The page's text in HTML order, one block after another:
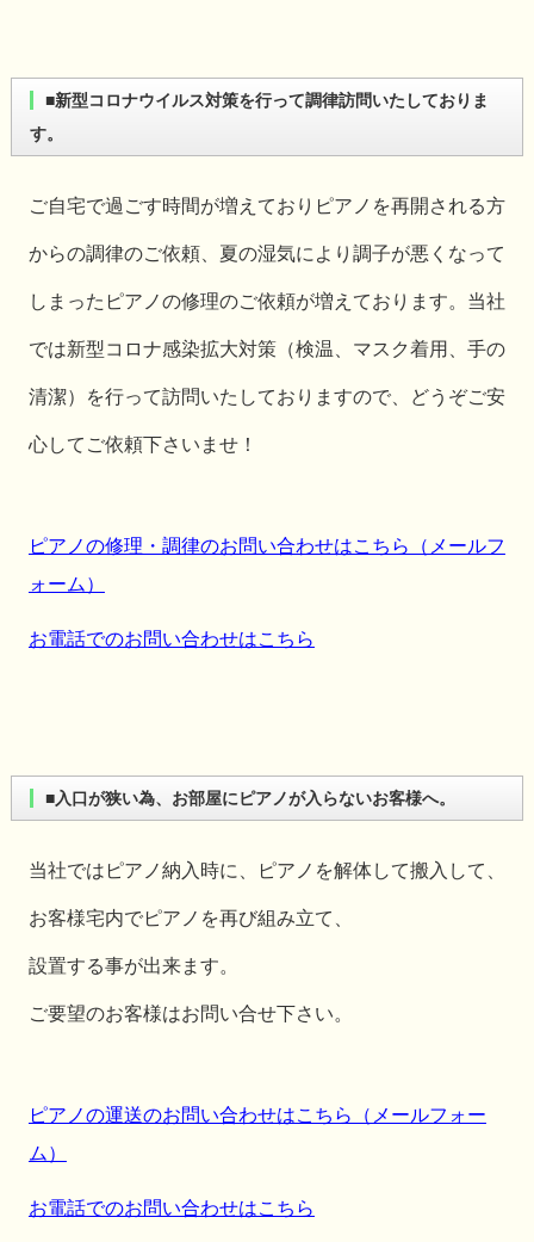
■新型コロナウイルス対策を行って調律訪問いたしておりま
す。
ご自宅で過ごす時間が増えておりピアノを再開される方
からの調律のご依頼、夏の湿気により調子が悪くなって
しまったピアノの修理のご依頼が増えております。当社
では新型コロナ感染拡大対策（検温、マスク着用、手の
清潔）を行って訪問いたしておりますので、どうぞご安
心してご依頼下さいませ！
ピアノの修理・調律のお問い合わせはこちら（メールフ
ォーム）
お電話でのお問い合わせはこちら
■入口が狭い為、お部屋にピアノが入らないお客様へ。
当社ではピアノ納入時に、ピアノを解体して搬入して、
お客様宅内でピアノを再び組み立て、
設置する事が出来ます。
ご要望のお客様はお問い合せ下さい。
ピアノの運送のお問い合わせはこちら（メールフォー
ム）
お電話でのお問い合わせはこちら